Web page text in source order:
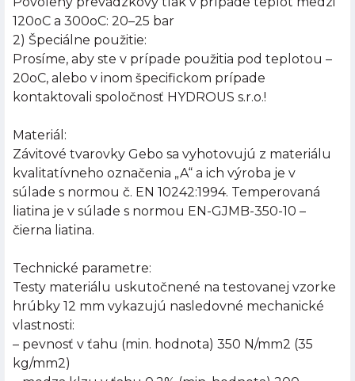
120oC a 300oC: 20–25 bar
2) Špeciálne použitie:
Prosíme, aby ste v prípade použitia pod teplotou –
20oC, alebo v inom špecifickom prípade
kontaktovali spoločnosť HYDROUS s.r.o.!
Materiál:
Závitové tvarovky Gebo sa vyhotovujú z materiálu
kvalitatívneho označenia „A“ a ich výroba je v
súlade s normou č. EN 10242:1994. Temperovaná
liatina je v súlade s normou EN-GJMB-350-10 –
čierna liatina.
Technické parametre:
Testy materiálu uskutočnené na testovanej vzorke
hrúbky 12 mm vykazujú nasledovné mechanické
vlastnosti:
– pevnosť v ťahu (min. hodnota) 350 N/mm2 (35
kg/mm2)